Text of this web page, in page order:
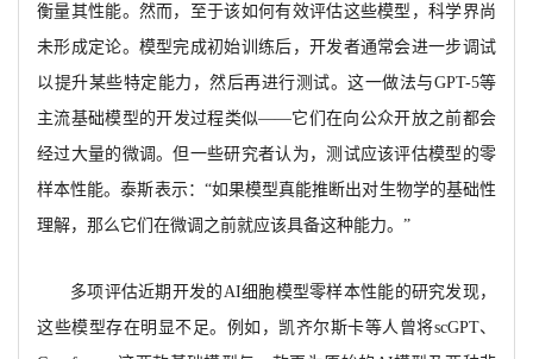
衡量其性能。然而，至于该如何有效评估这些模型，科学界尚
未形成定论。模型完成初始训练后，开发者通常会进一步调试
以提升某些特定能力，然后再进行测试。这一做法与GPT-5等
主流基础模型的开发过程类似——它们在向公众开放之前都会
经过大量的微调。但一些研究者认为，测试应该评估模型的零
样本性能。泰斯表示：“如果模型真能推断出对生物学的基础性
理解，那么它们在微调之前就应该具备这种能力。”
多项评估近期开发的 AI细胞模型零样本性能的研究发现，
这些模型存在明显不足。例如，凯齐尔斯卡等人曾将scGPT、